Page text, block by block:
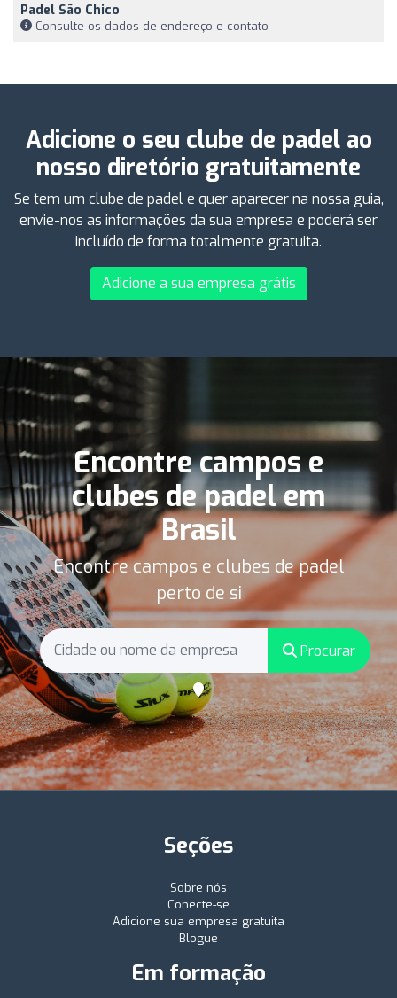
Padel São Chico
Consulte os dados de endereço e contato
Adicione o seu clube de padel ao
nosso diretório gratuitamente
Se tem um clube de padel e quer aparecer na nossa guia,
envie-nos as informações da sua empresa e poderá ser
incluído de forma totalmente gratuita.
Adicione a sua empresa grátis
Encontre campos e
clubes de padel em
Brasil
Encontre campos e clubes de padel
perto de si
Procurar
Seções
Sobre nós
Conecte-se
Adicione sua empresa gratuita
Blogue
Em formação